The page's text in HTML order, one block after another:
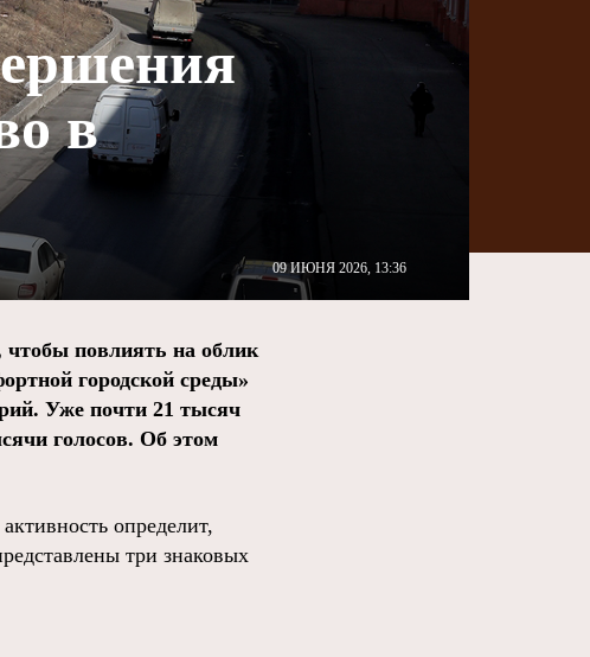
в
09 ИЮНЯ 2026, 13:36
чтобы повлиять на облик
городской среды»
Уже почти 21 тысяч
голосов. Об этом
определит,
три знаковых